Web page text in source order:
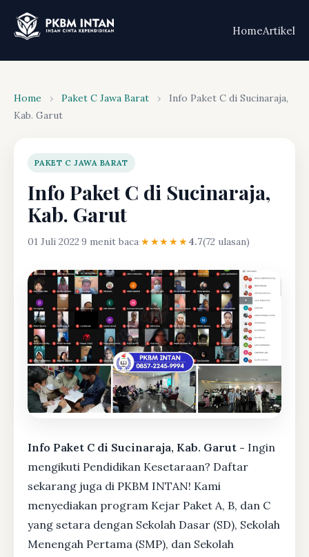
HomeArtikel
Home › Paket C Jawa Barat ›
Info Paket C di Sucinaraja,
Kab. Garut
PAKET C JAWA BARAT
Info Paket C di Sucinaraja,
Kab. Garut
01 Juli 2022·9 menit baca·★★★★★4.7(72 ulasan)
Info Paket C di Sucinaraja, Kab. Garut - Ingin
mengikuti Pendidikan Kesetaraan? Daftar
sekarang juga di PKBM INTAN! Kami
menyediakan program Kejar Paket A, B, dan C
yang setara dengan Sekolah Dasar (SD), Sekolah
Menengah Pertama (SMP), dan Sekolah